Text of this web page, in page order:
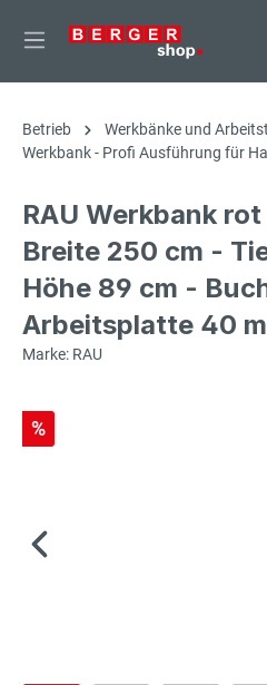
springen
Betrieb
Werkbänke und
Werkbank - Profi Ausführung für
RAU Werkbank
Breite 250 cm -
Höhe 89 cm -
Arbeitsplatte 40
Marke: RAU
%